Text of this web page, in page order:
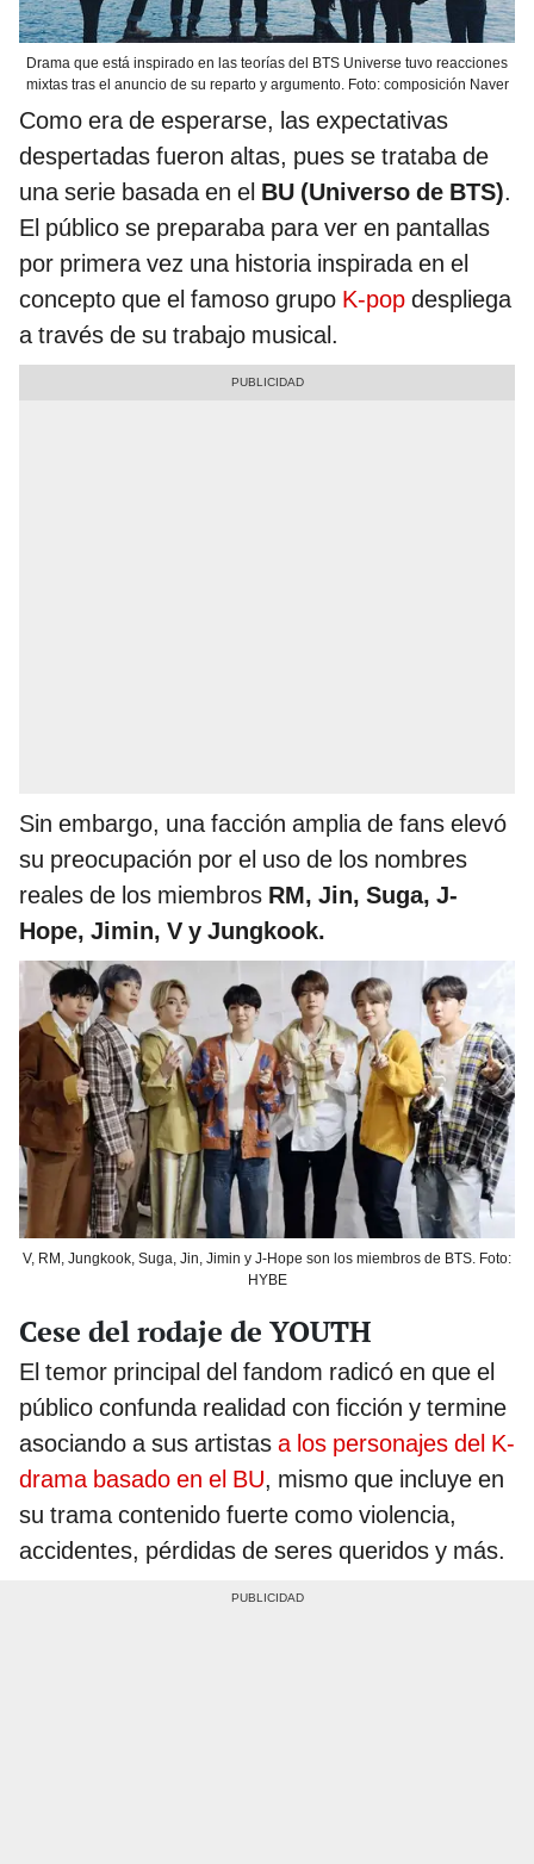
Drama que está inspirado en las teorías del BTS Universe tuvo reacciones
mixtas tras el anuncio de su reparto y argumento. Foto: composición Naver
Como era de esperarse, las expectativas
despertadas fueron altas, pues se trataba de
una serie basada en el BU (Universo de BTS).
El público se preparaba para ver en pantallas
por primera vez una historia inspirada en el
concepto que el famoso grupo K-pop despliega
a través de su trabajo musical.
Sin embargo, una facción amplia de fans elevó
su preocupación por el uso de los nombres
reales de los miembros RM, Jin, Suga, J-
Hope, Jimin, V y Jungkook.
V, RM, Jungkook, Suga, Jin, Jimin y J-Hope son los miembros de BTS. Foto:
HYBE
Cese del rodaje de YOUTH
El temor principal del fandom radicó en que el
público confunda realidad con ficción y termine
asociando a sus artistas a los personajes del K-
drama basado en el BU, mismo que incluye en
su trama contenido fuerte como violencia,
accidentes, pérdidas de seres queridos y más.